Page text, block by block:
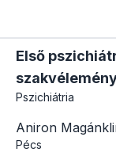
Első
Pszichiátria
Aniron
Pécs